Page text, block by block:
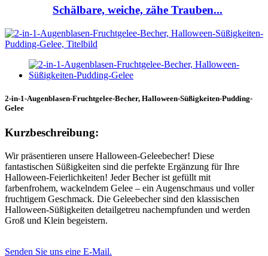
Schälbare, weiche, zähe Trauben...
2-in-1-Augenblasen-Fruchtgelee-Becher, Halloween-Süßigkeiten-Pudding-
Gelee
Kurzbeschreibung:
Wir präsentieren unsere Halloween-Geleebecher! Diese
fantastischen Süßigkeiten sind die perfekte Ergänzung für Ihre
Halloween-Feierlichkeiten! Jeder Becher ist gefüllt mit
farbenfrohem, wackelndem Gelee – ein Augenschmaus und voller
fruchtigem Geschmack. Die Geleebecher sind den klassischen
Halloween-Süßigkeiten detailgetreu nachempfunden und werden
Groß und Klein begeistern.
Senden Sie uns eine E-Mail.